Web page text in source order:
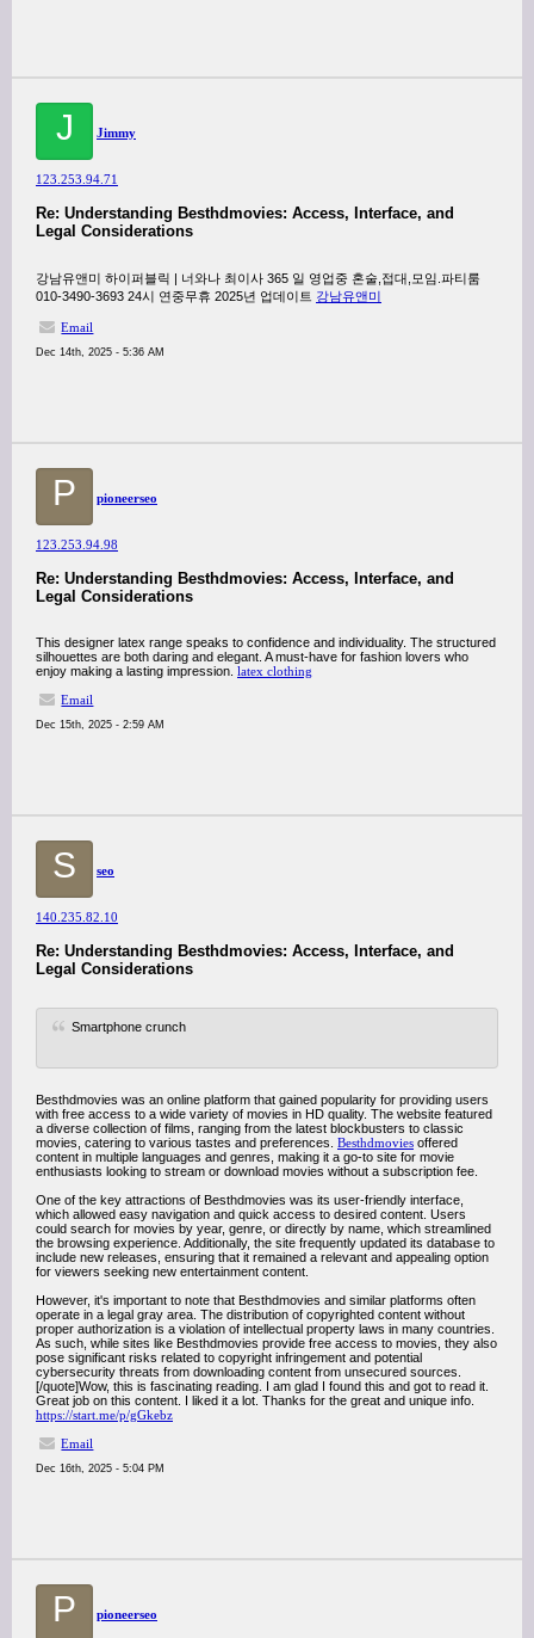
J Jimmy
123.253.94.71
Re: Understanding Besthdmovies: Access, Interface, and
Legal Considerations
강남유앤미 하이퍼블릭 | 너와나 최이사 365 일 영업중 혼술,접대,모임.파티룸
010-3490-3693 24시 연중무휴 2025년 업데이트 강남유앤미
Email
Dec 14th, 2025 - 5:36 AM
P pioneerseo
123.253.94.98
Re: Understanding Besthdmovies: Access, Interface, and
Legal Considerations
This designer latex range speaks to confidence and individuality. The structured
silhouettes are both daring and elegant. A must-have for fashion lovers who
enjoy making a lasting impression. latex clothing
Email
Dec 15th, 2025 - 2:59 AM
S seo
140.235.82.10
Re: Understanding Besthdmovies: Access, Interface, and
Legal Considerations
Smartphone crunch
Besthdmovies was an online platform that gained popularity for providing users
with free access to a wide variety of movies in HD quality. The website featured
a diverse collection of films, ranging from the latest blockbusters to classic
movies, catering to various tastes and preferences. Besthdmovies offered
content in multiple languages and genres, making it a go-to site for movie
enthusiasts looking to stream or download movies without a subscription fee.
One of the key attractions of Besthdmovies was its user-friendly interface,
which allowed easy navigation and quick access to desired content. Users
could search for movies by year, genre, or directly by name, which streamlined
the browsing experience. Additionally, the site frequently updated its database to
include new releases, ensuring that it remained a relevant and appealing option
for viewers seeking new entertainment content.
However, it's important to note that Besthdmovies and similar platforms often
operate in a legal gray area. The distribution of copyrighted content without
proper authorization is a violation of intellectual property laws in many countries.
As such, while sites like Besthdmovies provide free access to movies, they also
pose significant risks related to copyright infringement and potential
cybersecurity threats from downloading content from unsecured sources.
[/quote]Wow, this is fascinating reading. I am glad I found this and got to read it.
Great job on this content. I liked it a lot. Thanks for the great and unique info.
https://start.me/p/gGkebz
Email
Dec 16th, 2025 - 5:04 PM
P pioneerseo